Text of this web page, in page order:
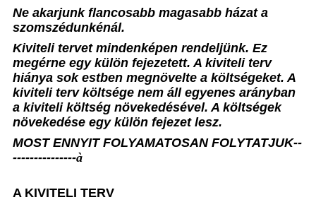
Ne akarjunk flancosabb magasabb házat a
szomszédunkénál.
Kiviteli tervet mindenképen rendeljünk. Ez
megérne egy külön fejezetett. A kiviteli terv
hiánya sok estben megnövelte a költségeket. A
kiviteli terv költsége nem áll egyenes arányban
a kiviteli költség növekedésével. A költségek
növekedése egy külön fejezet lesz.
MOST ENNYIT FOLYAMATOSAN FOLYTATJUK--
---------------à
A KIVITELI TERV